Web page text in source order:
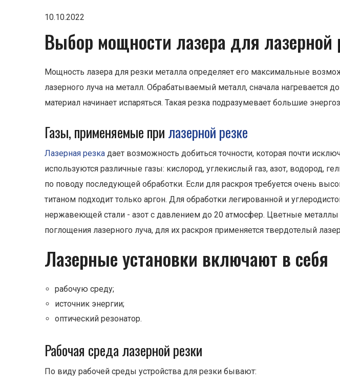
10.10.2022
Выбор мощности лазера для лазерной
Мощность лазера для резки металла определяет его максимальные
лазерного луча на металл. Обрабатываемый металл, сначала нагревается
материал начинает испаряться. Такая резка подразумевает большие
Газы, применяемые при лазерной резке
Лазерная резка дает возможность добиться точности, которая почти
используются различные газы: кислород, углекислый газ, азот, водород,
по поводу последующей обработки. Если для раскроя требуется очень
титаном подходит только аргон. Для обработки легированной и
нержавеющей стали - азот с давлением до 20 атмосфер. Цветные
поглощения лазерного луча, для их раскроя применяется твердотелый
Лазерные установки включают в себя
рабочую среду;
источник энергии;
оптический резонатор.
Рабочая среда лазерной резки
По виду рабочей среды устройства для резки бывают: